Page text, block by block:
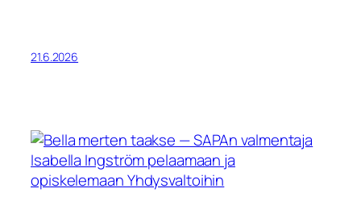
21.6.2026